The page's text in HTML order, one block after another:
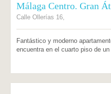
Málaga Centro. Gran
Calle Ollerías 16,
Fantástico y moderno
encuentra en el cuarto piso de